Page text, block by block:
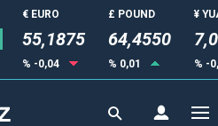
€ EURO
55,1875
% -0,04
£ POUND
64,4550
% 0,01
¥
% -